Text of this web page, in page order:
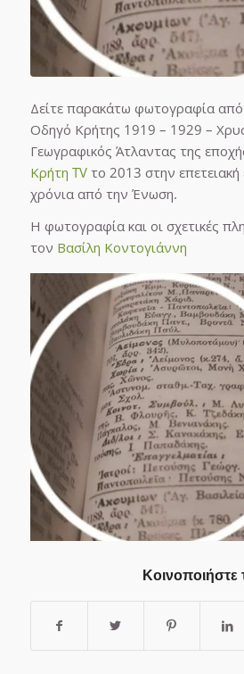
Δείτε παρακάτω φωτογραφία από
Οδηγό Κρήτης 1919 – 1929 –
Γεωγραφικός Άτλαντας της
Κρήτη TVτο 2013 στην επετειακή
χρόνια από την Ένωση.
Η φωτογραφία και οι σχετικές
τον Βασίλη Κοντογιάννη
Κοινοποιήστε